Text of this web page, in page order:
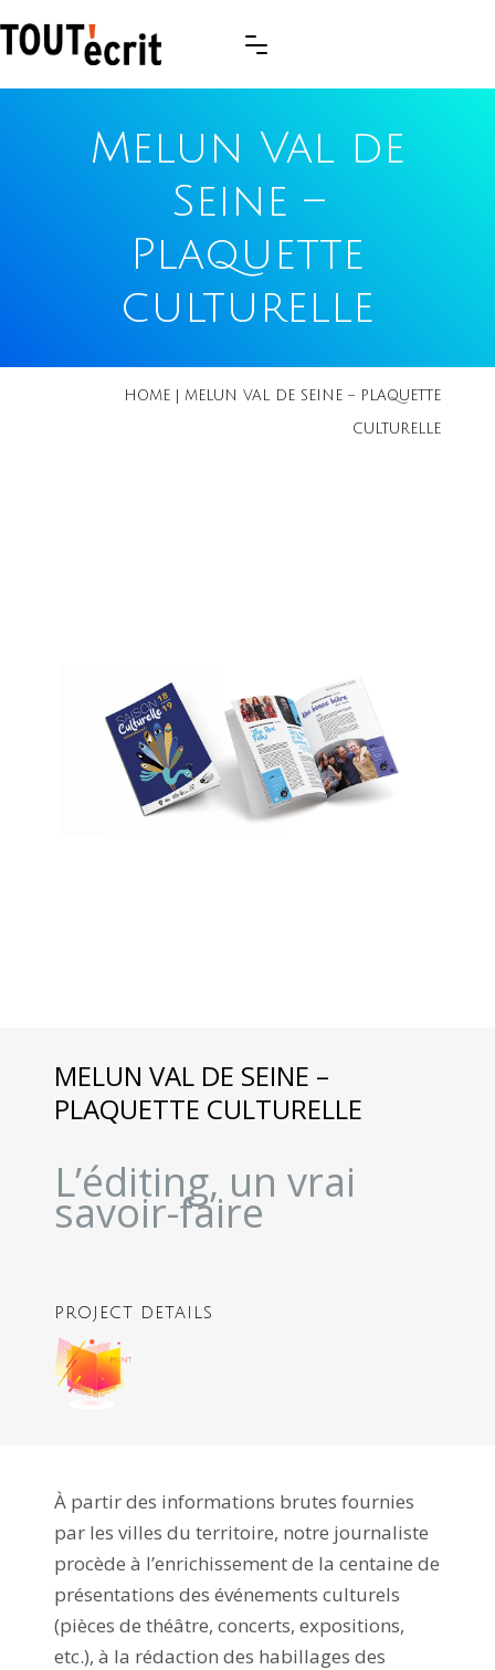
Melun Val de
Seine –
Plaquette
culturelle
HOME MELUN VAL DE SEINE – PLAQUETTE
CULTURELLE
MELUN VAL DE SEINE –
PLAQUETTE CULTURELLE
L’éditing, un vrai
savoir-faire
PROJECT DETAILS
À partir des informations brutes fournies
par les villes du territoire, notre journaliste
procède à l’enrichissement de la centaine de
présentations des événements culturels
(pièces de théâtre, concerts, expositions,
etc.), à la rédaction des habillages des